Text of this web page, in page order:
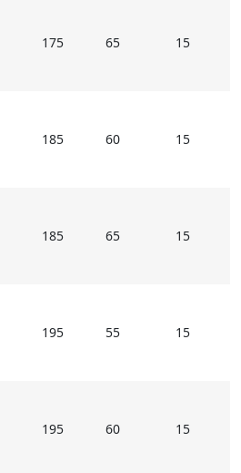
175 65 15
185 60 15
185 65 15
195 55 15
195 60 15